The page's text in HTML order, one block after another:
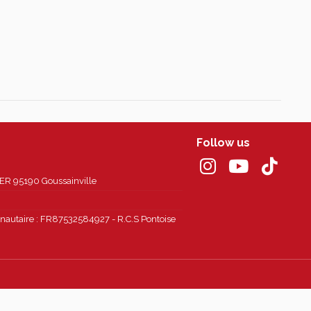
95190 Goussainville
: FR87532584927 - R.C.S Pontoise
Follow us